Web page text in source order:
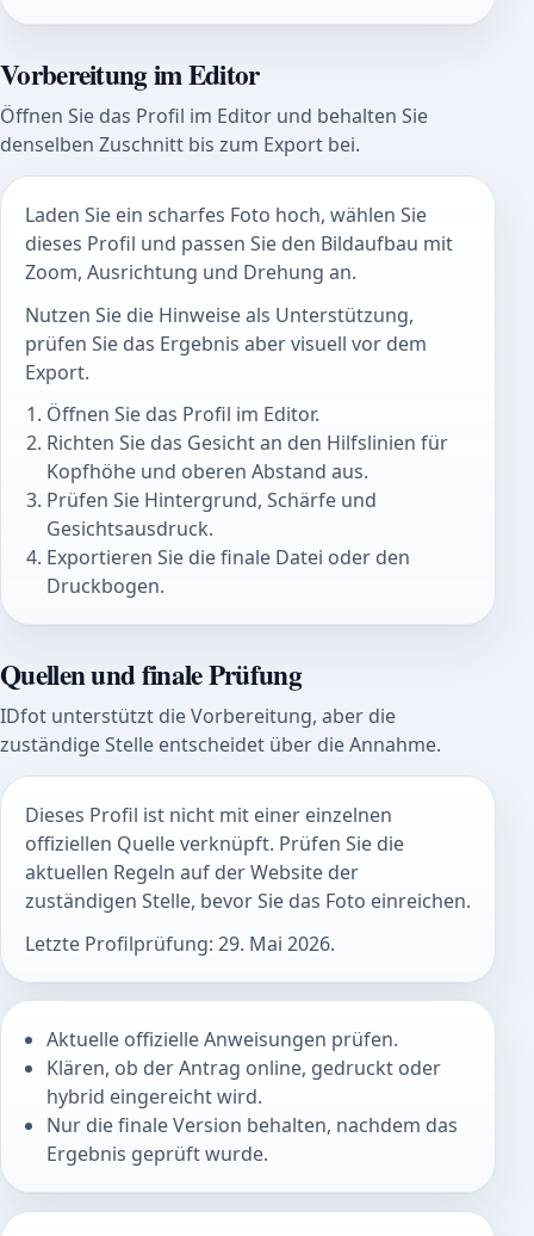
Vorbereitung im Editor
Öffnen Sie das Profil im Editor und behalten Sie
denselben Zuschnitt bis zum Export bei.
Laden Sie ein scharfes Foto hoch, wählen Sie
dieses Profil und passen Sie den Bildaufbau mit
Zoom, Ausrichtung und Drehung an.
Nutzen Sie die Hinweise als Unterstützung,
prüfen Sie das Ergebnis aber visuell vor dem
Export.
Öffnen Sie das Profil im Editor.
Richten Sie das Gesicht an den Hilfslinien für
Kopfhöhe und oberen Abstand aus.
Prüfen Sie Hintergrund, Schärfe und
Gesichtsausdruck.
Exportieren Sie die finale Datei oder den
Druckbogen.
Quellen und finale Prüfung
IDfot unterstützt die Vorbereitung, aber die
zuständige Stelle entscheidet über die Annahme.
Dieses Profil ist nicht mit einer einzelnen
offiziellen Quelle verknüpft. Prüfen Sie die
aktuellen Regeln auf der Website der
zuständigen Stelle, bevor Sie das Foto einreichen.
Letzte Profilprüfung: 29. Mai 2026.
Aktuelle offizielle Anweisungen prüfen.
Klären, ob der Antrag online, gedruckt oder
hybrid eingereicht wird.
Nur die finale Version behalten, nachdem das
Ergebnis geprüft wurde.